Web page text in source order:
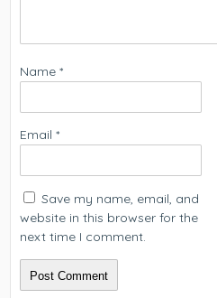
Name*
Email*
Save my name, email, and
website in this browser for the
next time I comment.